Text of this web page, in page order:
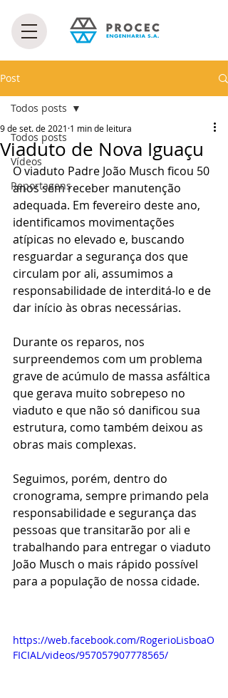
Post
Todos posts
Vídeos
Reportagens
Todos posts
Viaduto de Nova Iguaçu
9 de set. de 2021 1 min de leitura
O viaduto Padre João Musch ficou 50
anos sem receber manutenção
adequada. Em fevereiro deste ano,
identificamos movimentações
atípicas no elevado e, buscando
resguardar a segurança dos que
circulam por ali, assumimos a
responsabilidade de interditá-lo e de
dar início às obras necessárias.
Durante os reparos, nos
surpreendemos com um problema
grave de acúmulo de massa asfáltica
que gerava muito sobrepeso no
viaduto e que não só danificou sua
estrutura, como também deixou as
obras mais complexas.
Seguimos, porém, dentro do
cronograma, sempre primando pela
responsabilidade e segurança das
pessoas que transitarão por ali e
trabalhando para entregar o viaduto
João Musch o mais rápido possível
para a população de nossa cidade.
https://web.facebook.com/RogerioLisboaO
FICIAL/videos/957057907778565/